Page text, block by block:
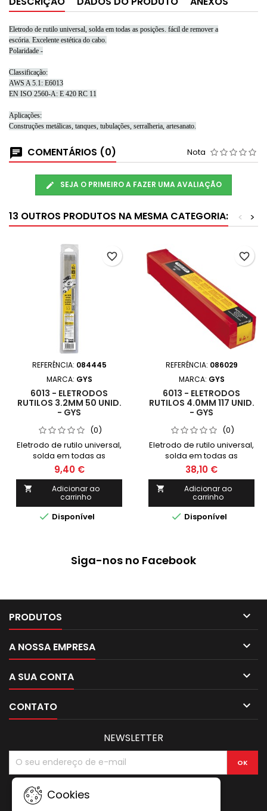
Eletrodo de rutilo universal, solda em todas as posições. fácil de remover a
escória. Excelente estética do cabo.
Polaridade -
Classificação:
AWS A 5.1: E6013
EN ISO 2560-A: E 420 RC 11
Aplicações:
Construções metálicas, tanques, tubulações, serralheria, artesanato.
COMENTÁRIOS (0) Nota
SEJA O PRIMEIRO A FAZER UMA AVALIAÇÃO
13 OUTROS PRODUTOS NA MESMA CATEGORIA: >
<
REFERÊNCIA: 084445
MARCA: GYS
6013 - ELETRODOS
RUTILOS 3.2MM 50 UNID.
- GYS
(0)
Eletrodo de rutilo universal,
solda em todas as
posições. fácil de remover
a escória. Excelente
estética do
cabo.Polaridade -
9,40 €

Adicionar ao
carrinho
 Disponível
favorite_border
REFERÊNCIA: 086029
MARCA: GYS
6013 - ELETRODOS
RUTILOS 4.0MM 117 UNID.
- GYS
(0)
Eletrodo de rutilo universal,
solda em todas as
posições. fácil de remover
a escória. Excelente
estética do
cabo.Polaridade -
38,10 €

Adicionar ao
carrinho
 Disponível
favorite_border
Siga-nos no Facebook
PRODUTOS 
A NOSSA EMPRESA 
A SUA CONTA 
CONTATO 
Cookies
NEWSLETTER